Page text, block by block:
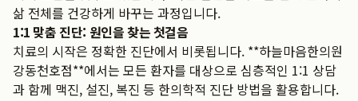
삶 전체를 건강하게 바꾸는 과정입니다.
1:1 맞춤 진단: 원인을 찾는 첫걸음
치료의 시작은 정확한 진단에서 비롯됩니다. **하늘마음한의원
강동천호점**에서는 모든 환자를 대상으로 심층적인 1:1 상담
과 함께 맥진, 설진, 복진 등 한의학적 진단 방법을 활용합니다.